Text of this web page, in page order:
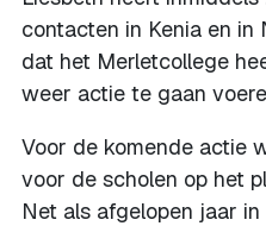
contacten in Kenia en
dat het Merletcollege
weer actie te gaan
Voor de komende actie
voor de scholen op het
Net als afgelopen jaar